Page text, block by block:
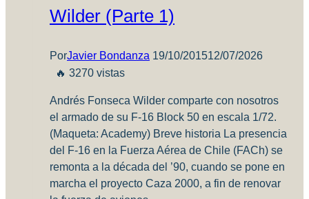
Wilder (Parte 1)
PorJavier Bondanza 19/10/201512/07/2026
🔥 3270 vistas
Andrés Fonseca Wilder comparte con nosotros
el armado de su F-16 Block 50 en escala 1/72.
(Maqueta: Academy) Breve historia La presencia
del F-16 en la Fuerza Aérea de Chile (FACh) se
remonta a la década del ’90, cuando se pone en
marcha el proyecto Caza 2000, a fin de renovar